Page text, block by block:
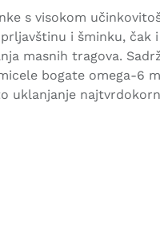
s visokom
i šminku, čak
masnih tragova.
bogate omega-6
uklanjanje